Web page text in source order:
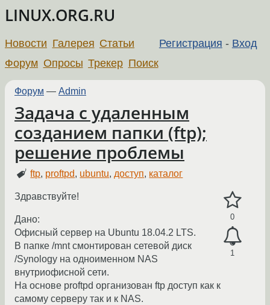
LINUX.ORG.RU
Регистрация - Вход
Новости Галерея Статьи
Форум Опросы Трекер Поиск
Форум — Admin
Задача с удаленным
созданием папки (ftp);
решение проблемы
ftp, proftpd, ubuntu,доступ, каталог
0
1
Здравствуйте!
Дано:
Офисный сервер на Ubuntu 18.04.2 LTS.
В папке /mnt смонтирован сетевой диск
/Synology на одноименном NAS
внутриофисной сети.
На основе proftpd организован ftp доступ как к
самому серверу так и к NAS.